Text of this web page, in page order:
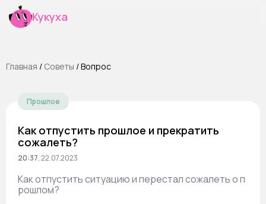
Кукуха
Главная / Cоветы /Вопрос
Прошлое
Как отпустить прошлое и прекратить
сожалеть?
20:37,22.07.2023
Как отпустить ситуацию и перестал сожалеть о п
рошлом?